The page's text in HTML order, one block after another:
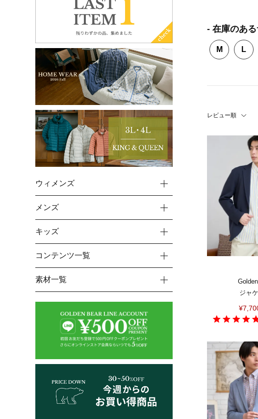
- 在庫のあ
M L
レビュー順
ジャ
¥
ウィメンズ
メンズ
キッズ
コンテンツ一覧
素材一覧